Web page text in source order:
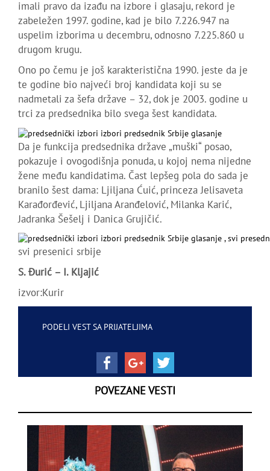
imali pravo da izađu na izbore i glasaju, rekord je
zabeležen 1997. godine, kad je bilo 7.226.947 na
uspelim izborima u decembru, odnosno 7.225.860 u
drugom krugu.
Ono po čemu je još karakteristična 1990. jeste da je
te godine bio najveći broj kandidata koji su se
nadmetali za šefa države – 32, dok je 2003. godine u
trci za predsednika bilo svega šest kandidata.
Da je funkcija predsednika države „muški“ posao,
pokazuje i ovogodišnja ponuda, u kojoj nema nijedne
žene među kandidatima. Čast lepšeg pola do sada je
branilo šest dama: Ljiljana Ćuić, princeza Jelisaveta
Karađorđević, Ljiljana Aranđelović, Milanka Karić,
Jadranka Šešelj i Danica Grujičić.
svi presenici srbije
S. Đurić – I. Kljajić
izvor:Kurir
PODELI VEST SA PRIJATELJIMA
POVEZANE VESTI